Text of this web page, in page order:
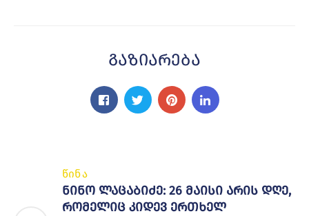
Გაზიარება
წინა
ნინო ლაცაბიძე: 26 მაისი არის დღე,
რომელიც კიდევ ერთხელ